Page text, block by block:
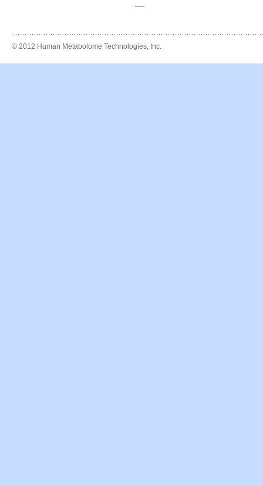
—
© 2012 Human Metabolome Technologies, Inc.